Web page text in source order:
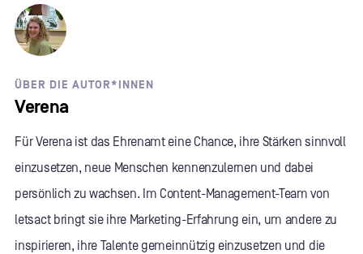
ÜBER DIE AUTOR*INNEN
Verena
Für Verena ist das Ehrenamt eine Chance, ihre Stärken sinnvoll
einzusetzen, neue Menschen kennenzulernen und dabei
persönlich zu wachsen. Im Content-Management-Team von
letsact bringt sie ihre Marketing-Erfahrung ein, um andere zu
inspirieren, ihre Talente gemeinnützig einzusetzen und die